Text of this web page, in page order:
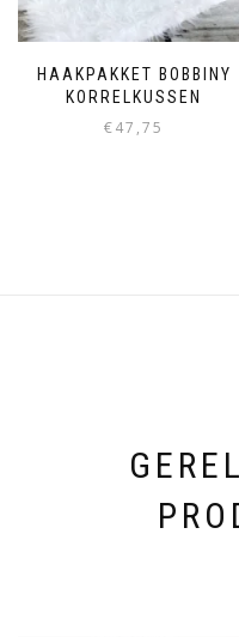
HAAKPAKKET BOBBINY
KORRELKUSSEN
€47,75